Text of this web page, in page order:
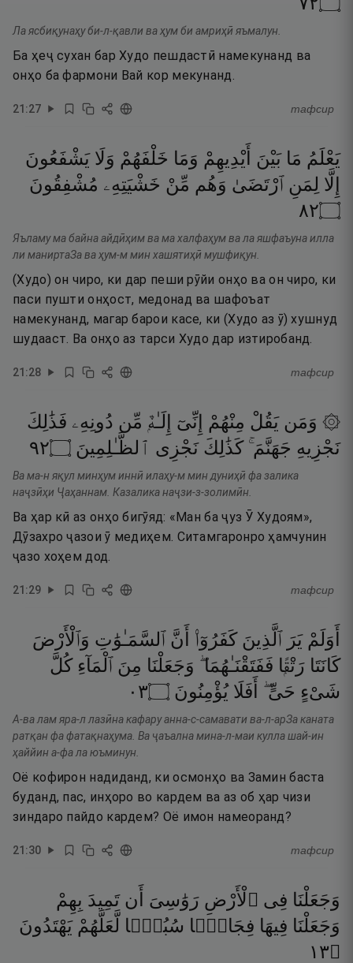
Ла ясбиқунаҳу би-л-қавли ва ҳум би амриҳӣ яъмалун.
Ба ҳеҷ сухан бар Худо пешдастӣ намекунанд ва
онҳо ба фармони Вай кор мекунанд.
21:27 тафсир
يَعْلَمُ مَا بَيْنَ أَيْدِيهِمْ وَمَا خَلْفَهُمْ وَلَا يَشْفَعُونَ
إِلَّا لِمَنِ ٱرْتَضَىٰ وَهُم مِّنْ خَشْيَتِهِۦ مُشْفِقُونَ
۝٢٨
Яъламу ма байна айдӣҳим ва ма халфаҳум ва ла яшфаъуна илла
ли маниртаЗа ва ҳум-м мин хашятиҳӣ мушфиқун.
(Худо) он чиро, ки дар пеши рӯйи онҳо ва он чиро, ки
паси пушти онҳост, медонад ва шафоъат
намекунанд, магар барои касе, ки (Худо аз ӯ) хушнуд
шудааст. Ва онҳо аз тарси Худо дар изтиробанд.
21:28 тафсир
۞ وَمَن يَقُلْ مِنْهُمْ إِنِّىٓ إِلَـٰهٌۭ مِّن دُونِهِۦ فَذَٰلِكَ
نَجْزِيهِ جَهَنَّمَ ۚ كَذَٰلِكَ نَجْزِى ٱلظَّـٰلِمِينَ ۝٢٩
Ва ма-н яқул минҳум иннӣ илаҳу-м мин дуниҳӣ фа залика
наҷзӣҳи Ҷаҳаннам. Казалика наҷзи-з-золимӣн.
Ва ҳар кӣ аз онҳо бигӯяд: «Ман ба ҷуз Ӯ Худоям»,
Дӯзахро ҷазои ӯ медиҳем. Ситамгаронро ҳамчунин
ҷазо хоҳем дод.
21:29 тафсир
أَوَلَمْ يَرَ ٱلَّذِينَ كَفَرُوٓا۟ أَنَّ ٱلسَّمَـٰوَٰتِ وَٱلْأَرْضَ
كَانَتَا رَتْقًۭا فَفَتَقْنَـٰهُمَا ۖ وَجَعَلْنَا مِنَ ٱلْمَآءِ كُلَّ
شَىْءٍ حَىٍّ ۖ أَفَلَا يُؤْمِنُونَ ۝٣٠
А-ва лам яра-л лазӣна кафару анна-с-самавати ва-л-арЗа каната
ратқан фа фатақнаҳума. Ва ҷаъална мина-л-маи кулла шай-ин
ҳаййин а-фа ла юъминун.
Оё кофирон надиданд, ки осмонҳо ва Замин баста
буданд, пас, инҳоро во кардем ва аз об ҳар чизи
зиндаро пайдо кардем? Оё имон намеоранд?
21:30 тафсир
وَجَعَلْنَا فِى ٱلْأَرْضِ رَوَٰسِىَ أَن تَمِيدَ بِهِمْ
وَجَعَلْنَا فِيهَا فِجَاجًۭا سُبُلًۭا لَّعَلَّهُمْ يَهْتَدُونَ
۝٣١